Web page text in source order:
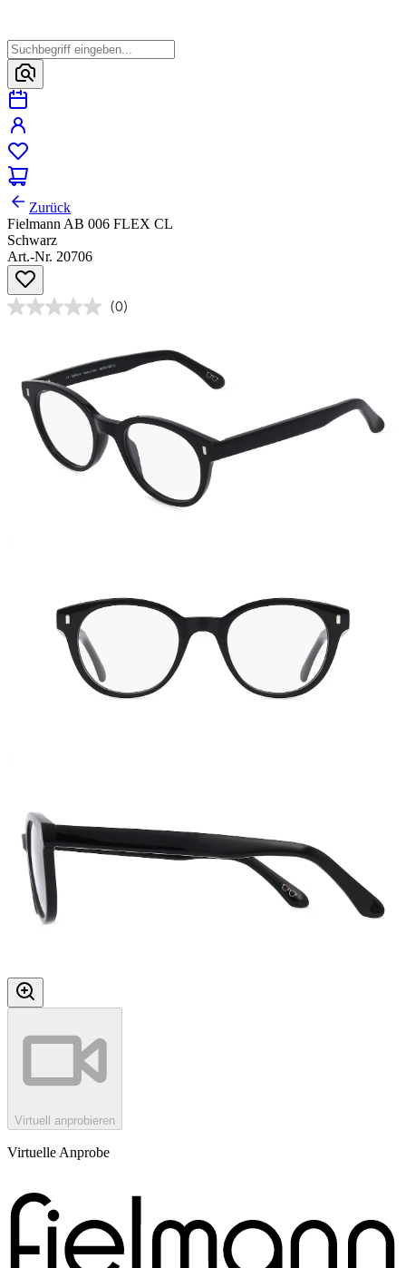
Zurück
Fielmann AB 006 FLEX CL
Schwarz
Art.-Nr. 20706
(0)
Virtuell anprobieren
Virtuelle Anprobe